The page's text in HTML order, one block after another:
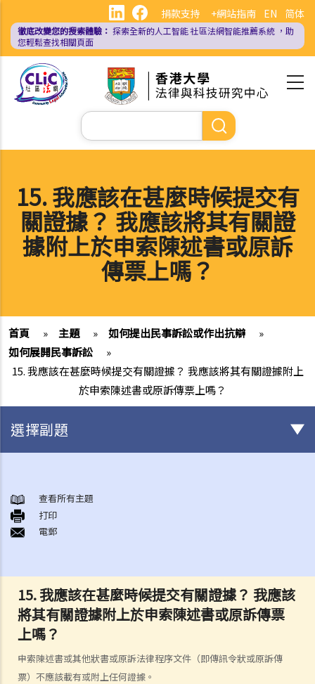
內
EN 简体
捐款支持 +網站指南
徹底改變您的搜索體驗： 探索全新的人工智能社區法網智能推薦系統 ，助
您輕鬆查找相關頁面
Search
15. 我應該在甚麼時候提交有
關證據？ 我應該將其有關證
據附上於申索陳述書或原訴
傳票上嗎？
首頁 » 主題 » 如何提出民事訴訟或作出抗辯
»
如何展開民事訴訟
»
15. 我應該在甚麼時候提交有關證據？ 我應該將其有關證據附上
於申索陳述書或原訴傳票上嗎？
15. 我應該在甚麼時候提交有關證據？ 我應該
將其有關證據附上於申索陳述書或原訴傳票
上嗎？
申索陳述書或其他狀書或原訴法律程序文件（即傳訊令狀或原訴傳
票）不應該載有或附上任何證據。
選擇副題
展開民事訴訟前應當考慮的事項
1. 我可以不提出訴訟而解決糾紛嗎？
2. 我是否有充分的法律理據去展開民事訴訟？對方又可否在同一案件中
律協助）？
4. 倘若我被判勝訴，我是否一定可以取得我想要的補償？
5. 我有能力支付有關法律開支嗎？
1. 為甚麼即使我贏了官司，並且法院已經命令對方支付我的律師費用，
我的律師費用也不能全額報銷？
查看所有主題
打印
電郵